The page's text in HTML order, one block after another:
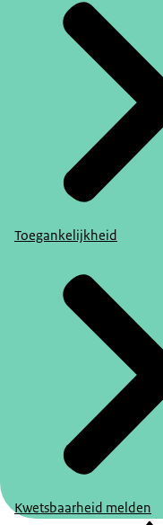
Toegankelijkheid
Kwetsbaarheid melden